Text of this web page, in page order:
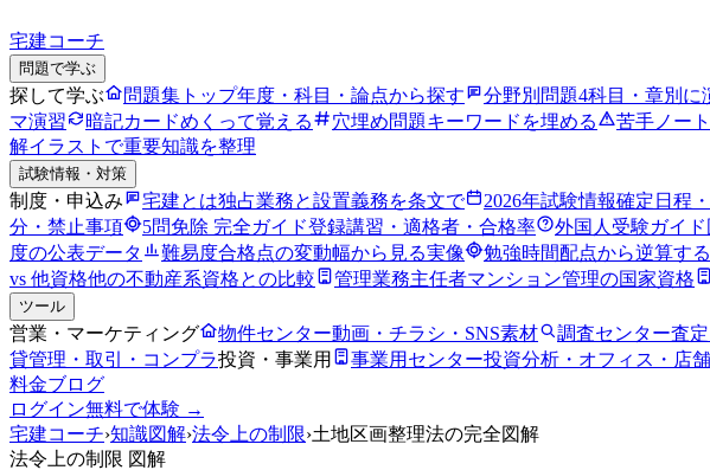
宅建コーチ
問題で学ぶ
探して学ぶ 問題集トップ年度・科目・論点から探す 分野別問題4科目・章別に
マ演習
暗記カードめくって覚える 穴埋め問題キーワードを埋める 苦手ノート
解イラストで重要知識を整理
試験情報・対策
制度・申込み 宅建とは独占業務と設置義務を条文で 2026年試験情報確定日程
分・禁止事項
5問免除 完全ガイド登録講習・適格者・合格率 外国人受験ガイド
度の公表データ
難易度合格点の変動幅から見る実像 勉強時間配点から逆算す
vs 他資格他の不動産系資格との比較 管理業務主任者マンション管理の国家資格
ツール
営業・マーケティング 物件センター動画・チラシ・SNS素材 調査センター査
貸管理・取引・コンプラ投資・事業用 事業用センター投資分析・オフィス・店舗
料金ブログ
ログイン無料で体験 →
宅建コーチ›知識図解›法令上の制限›土地区画整理法の完全図解
法令上の制限 図解